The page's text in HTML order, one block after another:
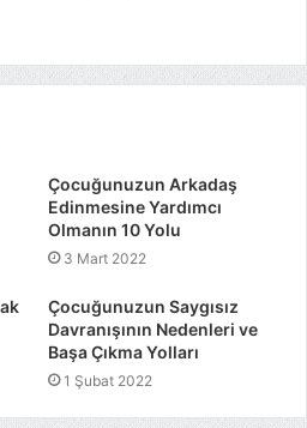
Çocuğunuzun Arkadaş
Edinmesine Yardımcı
Olmanın 10 Yolu
3 Mart 2022
Çocuğunuzun Saygısız
Davranışının Nedenleri ve
Başa Çıkma Yolları
1 Şubat 2022